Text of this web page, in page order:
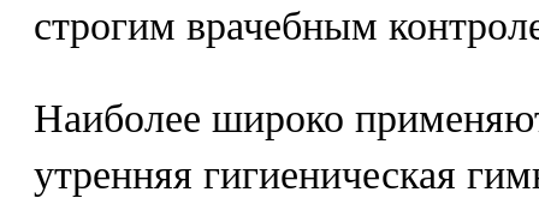
строгим врачебным
Наиболее широко
утренняя гигиеническая